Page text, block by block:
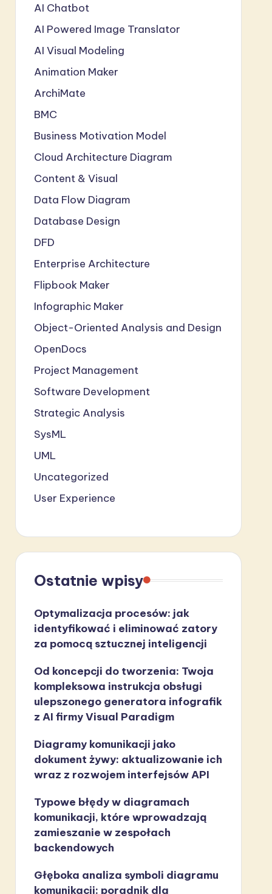
AI Chatbot
AI Powered Image Translator
AI Visual Modeling
Animation Maker
ArchiMate
BMC
Business Motivation Model
Cloud Architecture Diagram
Content & Visual
Data Flow Diagram
Database Design
DFD
Enterprise Architecture
Flipbook Maker
Infographic Maker
Object-Oriented Analysis and Design
OpenDocs
Project Management
Software Development
Strategic Analysis
SysML
UML
Uncategorized
User Experience
Ostatnie wpisy
Optymalizacja procesów: jak
identyfikować i eliminować zatory
za pomocą sztucznej inteligencji
Od koncepcji do tworzenia: Twoja
kompleksowa instrukcja obsługi
ulepszonego generatora infografik
z AI firmy Visual Paradigm
Diagramy komunikacji jako
dokument żywy: aktualizowanie ich
wraz z rozwojem interfejsów API
Typowe błędy w diagramach
komunikacji, które wprowadzają
zamieszanie w zespołach
backendowych
Głęboka analiza symboli diagramu
komunikacji: poradnik dla